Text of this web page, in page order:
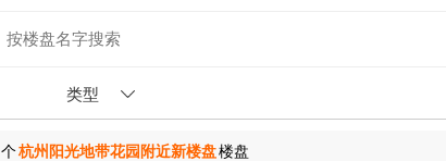
类型
个杭州阳光地带花园附近新楼盘楼盘